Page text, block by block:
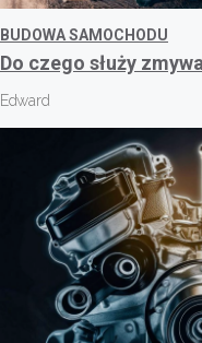
BUDOWA SAMOCHODU
Do czego służy
Edward